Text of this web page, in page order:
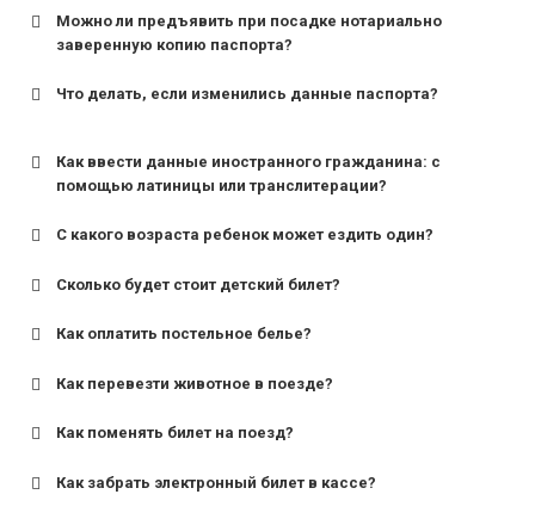
Можно ли предъявить при посадке нотариально
заверенную копию паспорта?
Что делать, если изменились данные паспорта?
Как ввести данные иностранного гражданина: с
помощью латиницы или транслитерации?
С какого возраста ребенок может ездить один?
для поездов дальнего следования — от 10 лет и
для пригородных поездов — от 7 лет.
Сколько будет стоит детский билет?
Как оплатить постельное белье?
Как перевезти животное в поезде?
Как поменять билет на поезд?
Как забрать электронный билет в кассе?